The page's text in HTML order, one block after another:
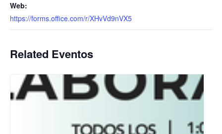
Web:
https://forms.office.com/r/XHvVd9nVX5
Related Eventos